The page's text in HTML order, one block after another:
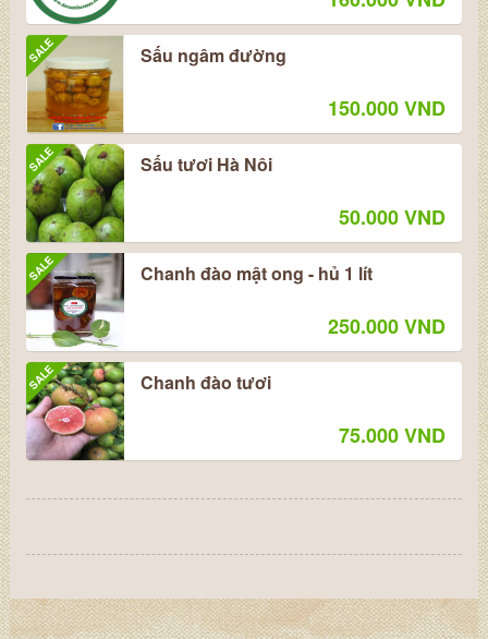
SALE Sấu ngâm đường
150.000 VND
SALE Sấu tươi Hà Nôi
50.000 VND
SALE Chanh đào mật ong - hủ 1 lít
250.000 VND
SALE Chanh đào tươi
75.000 VND